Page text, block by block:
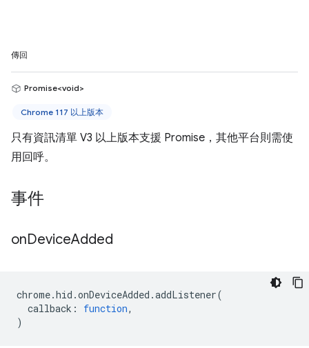
傳回
Promise<void>
Chrome 117 以上版本
只有資訊清單 V3 以上版本支援 Promise，其他平台則需使
用回呼。
事件
onDeviceAdded
chrome.hid .onDeviceAdded .addListener(
callback : function,
)